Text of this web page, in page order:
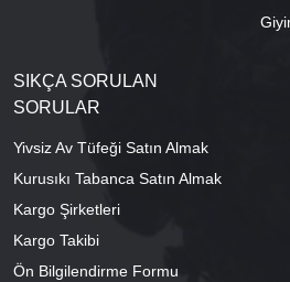
SIKÇA SORULAN
SORULAR
Yivsiz Av Tüfeği Satın Almak
Kurusıkı Tabanca Satın Almak
Kargo Şirketleri
Kargo Takibi
Ön Bilgilendirme Formu